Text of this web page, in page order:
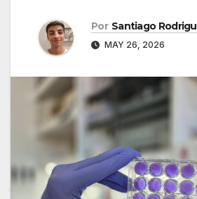
Por Santiago
MAY 26, 2026